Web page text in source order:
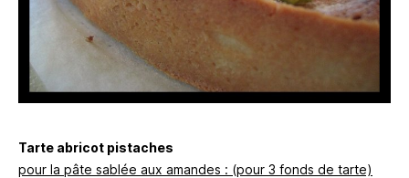
Tarte abricot pistaches
pour la pâte sablée aux amandes : (pour 3 fonds de tarte)